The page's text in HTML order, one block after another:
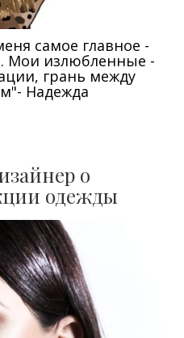
самое главное -
Мои излюбленные -
грань между
Надежда
о
одежды